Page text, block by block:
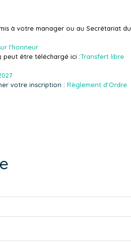
à votre manager ou au Secrétariat du
l'honneur
peut être téléchargé ici :Transfert libre
votre inscription : Règlement d'Ordre